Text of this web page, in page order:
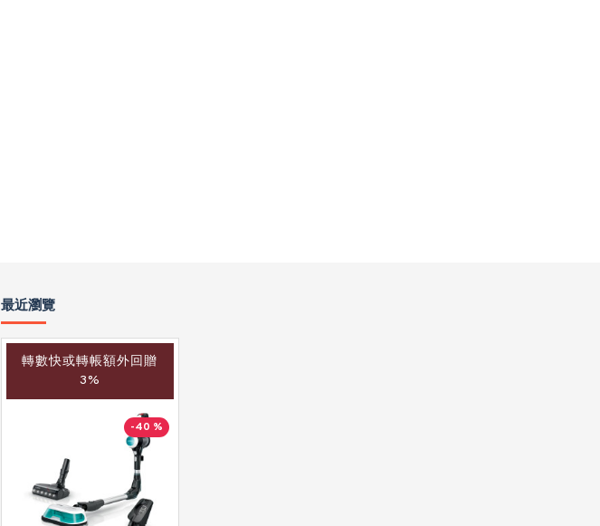
最近瀏覽
轉數快或轉帳額外回贈
3%
-40 %